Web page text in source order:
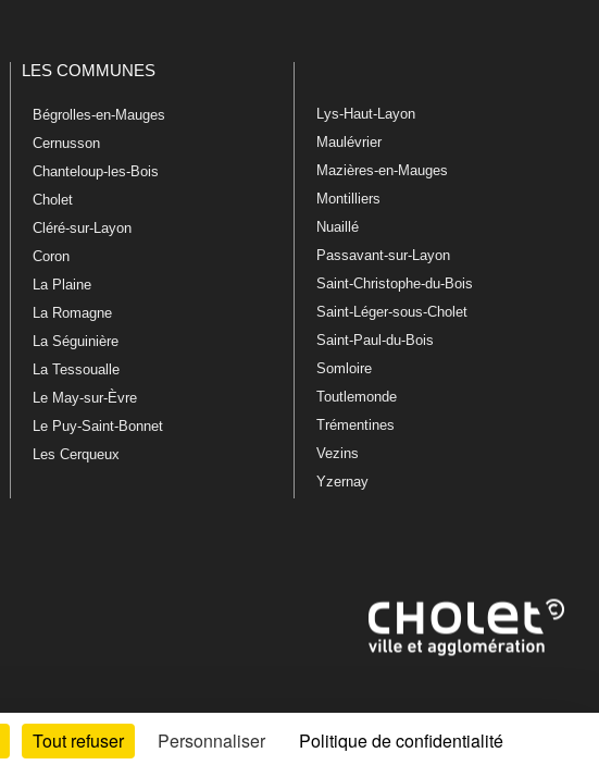
Tout refuser Personnaliser Politique de confidentialité
LES COMMUNES
Bégrolles-en-Mauges
Cernusson
Chanteloup-les-Bois
Cholet
Cléré-sur-Layon
Coron
La Plaine
La Romagne
La Séguinière
La Tessoualle
Le May-sur-Èvre
Le Puy-Saint-Bonnet
Les Cerqueux
Lys-Haut-Layon
Maulévrier
Mazières-en-Mauges
Montilliers
Nuaillé
Passavant-sur-Layon
Saint-Christophe-du-Bois
Saint-Léger-sous-Cholet
Saint-Paul-du-Bois
Somloire
Toutlemonde
Trémentines
Vezins
Yzernay